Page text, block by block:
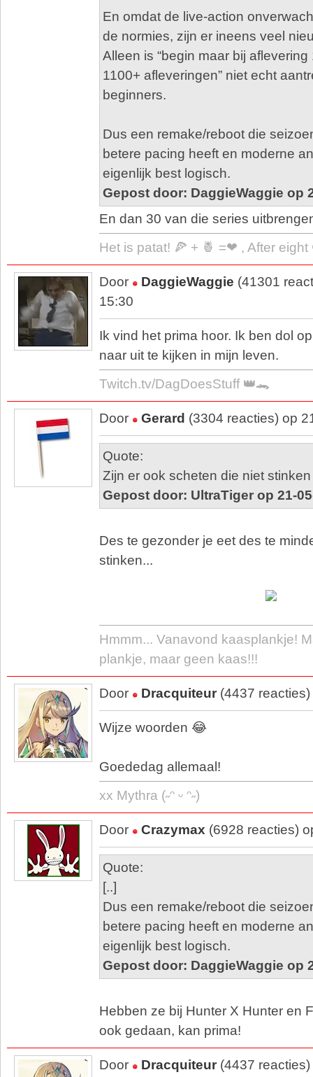
En omdat de live-action
de normies, zijn er ineens veel
Alleen is “begin maar bij
1100+ afleveringen” niet echt
beginners.
Dus een remake/reboot die
betere pacing heeft en moderne
eigenlijk best logisch.
Gepost door: DaggieWaggie op
En dan 30 van die series
Het is patat! 🍕 + 🍍 =❤ , After
Door DaggieWaggie (41301
15:30
Ik vind het prima hoor. Ik ben dol
naar uit te kijken in mijn leven.
Twitch.tv/DagDoesStuff 👑🐊
Door Gerard (3304 reacties) op
Quote:
Zijn er ook scheten die niet
Gepost door: UltraTiger op 21-
Des te gezonder je eet des te
stinken...
Hmmm... Vanavond kaasplankje!
plankje, maar geen kaas!!!
Door Dracquiteur (4437
Wijze woorden 😂
Goededag allemaal!
xx Mythra (˶ᵔ ᵕ ᵔ˶)
Door Crazymax (6928 reacties)
Quote:
[..]
Dus een remake/reboot die
betere pacing heeft en moderne
eigenlijk best logisch.
Gepost door: DaggieWaggie op
Hebben ze bij Hunter X Hunter en
ook gedaan, kan prima!
Door Dracquiteur (4437